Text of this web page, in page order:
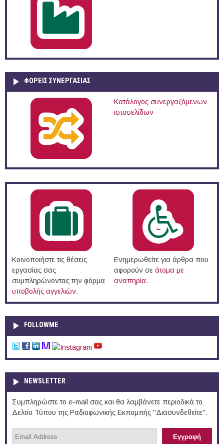
ΦΟΡΕΙΣ ΣΥΝΕΡΓΑΣΙΑΣ
Κατάλογος συνεργαζόμενων
ιστοσελίδων
Κοινοποιήστε τις θέσεις
εργασίας σας
συμπληρώνοντας την φόρμα
υποβολής αγγελιών.
Ενημερωθείτε για άρθρα που
αφορούν σε άτομα με
αναπηρία.
FOLLOWME
NEWSLETTER
Συμπληρώστε το e-mail σας και θα λαμβάνετε περιοδικά το
Δελτίο Τύπου της Ραδιοφωνικής Εκπομπής "Διασυνδεθείτε".